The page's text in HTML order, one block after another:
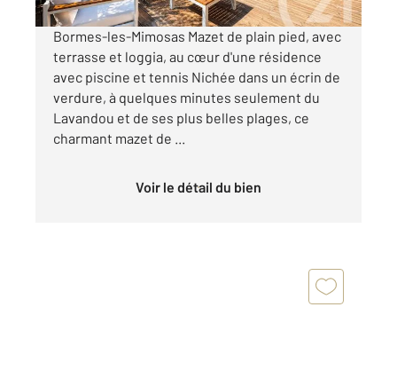
Bormes-les-Mimosas Mazet de plain pied, avec
terrasse et loggia, au cœur d'une résidence
avec piscine et tennis Nichée dans un écrin de
verdure, à quelques minutes seulement du
Lavandou et de ses plus belles plages, ce
charmant mazet de ...
Voir le détail du bien